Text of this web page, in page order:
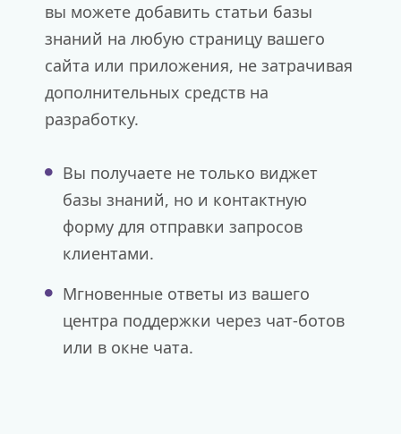
вы можете добавить статьи базы
знаний на любую страницу вашего
сайта или приложения, не затрачивая
дополнительных средств на
разработку.
Вы получаете не только виджет
базы знаний, но и контактную
форму для отправки запросов
клиентами.
Мгновенные ответы из вашего
центра поддержки через чат-ботов
или в окне чата.